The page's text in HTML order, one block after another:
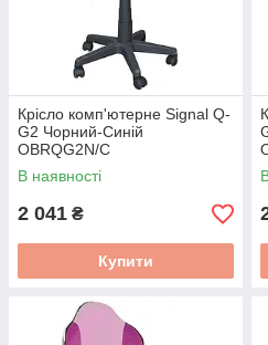
Крісло комп'ютерне Signal Q-
G2 Чорний-Синій
OBRQG2N/C
В наявності
2 041 ₴
Купити